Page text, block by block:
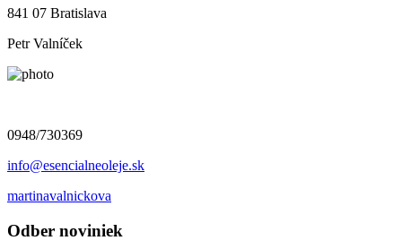
841 07 Bratislava
Petr Valníček
0948/730369
info@esencialneoleje.sk
martinavalnickova
Odber noviniek